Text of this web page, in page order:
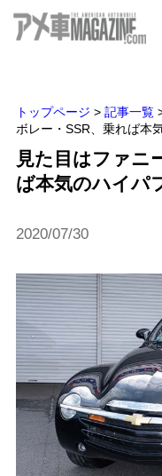
トップページ > 記事一覧
ボレー・SSR、乗れば本
見た目はファニ
ば本気のハイパ
2020/07/30